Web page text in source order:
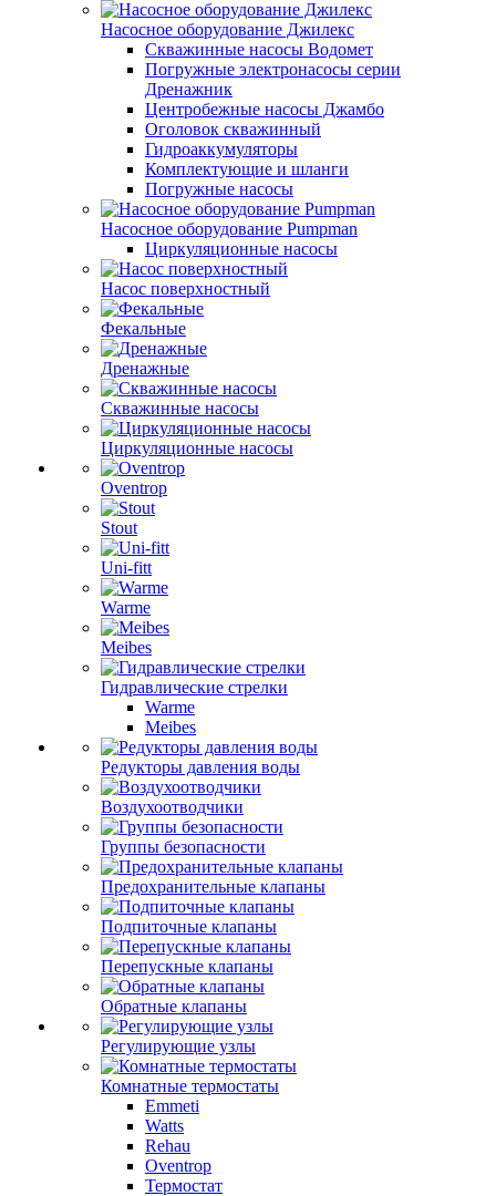
Насосное оборудование Джилекс
Скважинные насосы Водомет
Погружные электронасосы серии
Дренажник
Центробежные насосы Джамбо
Оголовок скважинный
Гидроаккумуляторы
Комплектующие и шланги
Погружные насосы
Насосное оборудование Pumpman
Циркуляционные насосы
Насос поверхностный
Фекальные
Дренажные
Скважинные насосы
Циркуляционные насосы
Oventrop
Stout
Uni-fitt
Warme
Meibes
Гидравлические стрелки
Warme
Meibes
Редукторы давления воды
Воздухоотводчики
Группы безопасности
Предохранительные клапаны
Подпиточные клапаны
Перепускные клапаны
Обратные клапаны
Регулирующие узлы
Комнатные термостаты
Emmeti
Watts
Rehau
Oventrop
Термостат